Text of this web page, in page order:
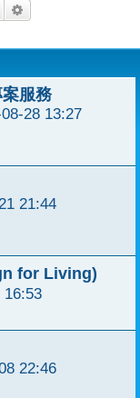
搜尋
服務
28 13:27
21:44
for Living)
16:53
22:46